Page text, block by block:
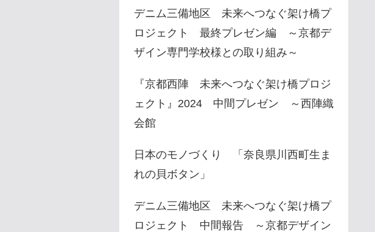
デニム三備地区 未来へつなぐ架け橋プ
ロジェクト 最終プレゼン編 ～京都デ
ザイン専門学校様との取り組み～
『京都西陣 未来へつなぐ架け橋プロジ
ェクト』2024 中間プレゼン ～西陣織
会館
日本のモノづくり 「奈良県川西町生ま
れの貝ボタン」
デニム三備地区 未来へつなぐ架け橋プ
ロジェクト 中間報告 ～京都デザイン